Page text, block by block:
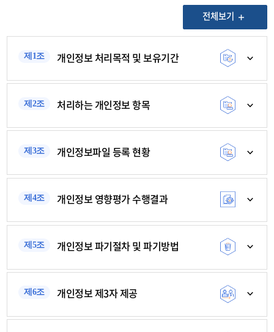
전체보기
제1조 개인정보 처리목적 및 보유기간
제2조 처리하는 개인정보 항목
제3조 개인정보파일 등록 현황
제4조 개인정보 영향평가 수행결과
제5조 개인정보 파기절차 및 파기방법
제6조 개인정보 제3자 제공